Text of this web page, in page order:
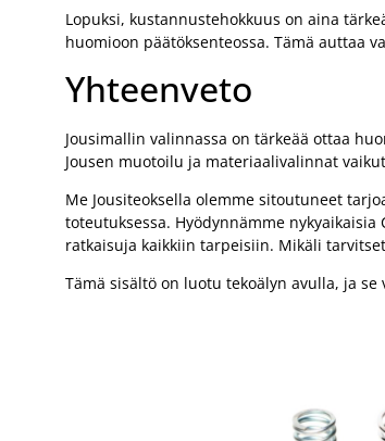
Lopuksi, kustannustehokkuus on aina
huomioon päätöksenteossa. Tämä auttaa
Yhteenveto
Jousimallin valinnassa on tärkeää ottaa
Jousen muotoilu ja materiaalivalinnat
Me Jousiteoksella olemme sitoutuneet
toteutuksessa. Hyödynnämme
ratkaisuja kaikkiin tarpeisiin. Mikäli
Tämä sisältö on luotu tekoälyn avulla, ja se